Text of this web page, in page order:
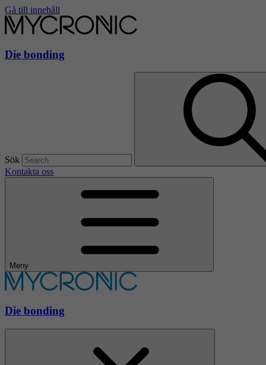
Gå till innehåll
Die bonding
Sök
Kontakta oss
Meny
Die bonding